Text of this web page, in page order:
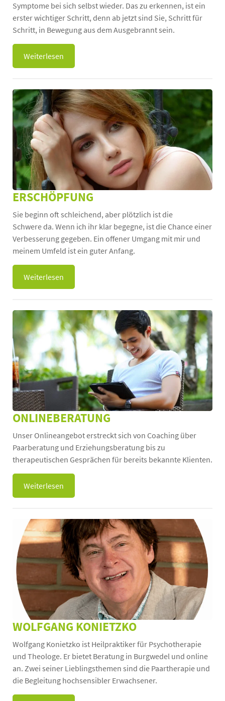
Symptome bei sich selbst wieder. Das zu erkennen, ist ein
erster wichtiger Schritt, denn ab jetzt sind Sie, Schritt für
Schritt, in Bewegung aus dem Ausgebrannt sein.
Weiterlesen
ERSCHÖPFUNG
Sie beginn oft schleichend, aber plötzlich ist die
Schwere da. Wenn ich ihr klar begegne, ist die Chance einer
Verbesserung gegeben. Ein offener Umgang mit mir und
meinem Umfeld ist ein guter Anfang.
Weiterlesen
ONLINEBERATUNG
Unser Onlineangebot erstreckt sich von Coaching über
Paarberatung und Erziehungsberatung bis zu
therapeutischen Gesprächen für bereits bekannte Klienten.
Weiterlesen
WOLFGANG KONIETZKO
Wolfgang Konietzko ist Heilpraktiker für Psychotherapie
und Theologe. Er bietet Beratung in Burgwedel und online
an. Zwei seiner Lieblingsthemen sind die Paartherapie und
die Begleitung hochsensibler Erwachsener.